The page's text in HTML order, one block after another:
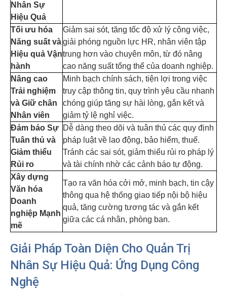
Nhân Sự
Hiệu Quả
Tối ưu hóa
Năng suất và
Hiệu quả Vận
hành
Giảm sai sót, tăng tốc độ xử lý công việc,
giải phóng nguồn lực HR, nhân viên tập
trung hơn vào chuyên môn, từ đó nâng
cao năng suất tổng thể của doanh nghiệp.
Nâng cao
Trải nghiệm
và Giữ chân
Nhân viên
Minh bạch chính sách, tiện lợi trong việc
truy cập thông tin, quy trình yêu cầu nhanh
chóng giúp tăng sự hài lòng, gắn kết và
giảm tỷ lệ nghỉ việc.
Đảm bảo Sự
Tuân thủ và
Giảm thiểu
Rủi ro
Dễ dàng theo dõi và tuân thủ các quy định
pháp luật về lao động, bảo hiểm, thuế.
Tránh các sai sót, giảm thiểu rủi ro pháp lý
và tài chính nhờ các cảnh báo tự động.
Xây dựng
Văn hóa
Doanh
nghiệp Mạnh
mẽ
Tạo ra văn hóa cởi mở, minh bạch, tin cậy
thông qua hệ thống giao tiếp nội bộ hiệu
quả, tăng cường tương tác và gắn kết
giữa các cá nhân, phòng ban.
Giải Pháp Toàn Diện Cho Quản Trị
Nhân Sự Hiệu Quả: Ứng Dụng Công
Nghệ